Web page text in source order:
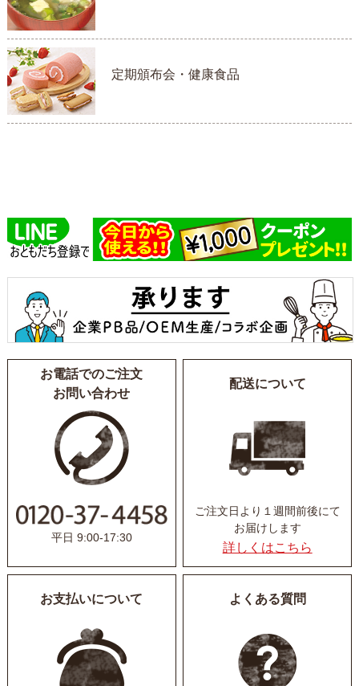
定期頒布会・健康食品
お電話でのご注文
お問い合わせ
平日 9:00-17:30
配送について
ご注文日より１週間前後にて
お届けします
詳しくはこちら
お支払いについて よくある質問